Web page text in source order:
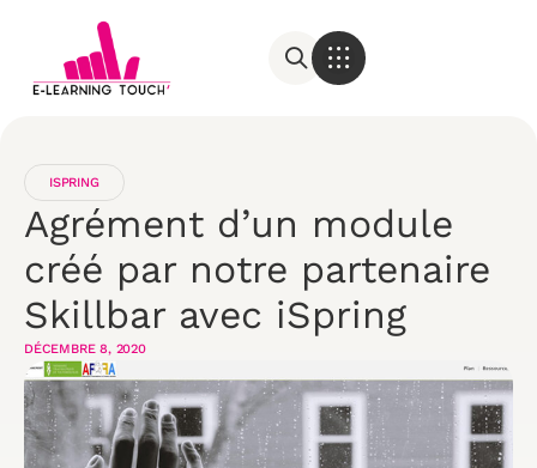
ISPRING
Agrément d’un module
créé par notre partenaire
Skillbar avec iSpring
DÉCEMBRE 8, 2020